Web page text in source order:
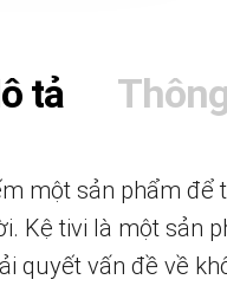
tả
một sản phẩm để
Kệ tivi là một sản
quyết vấn đề về